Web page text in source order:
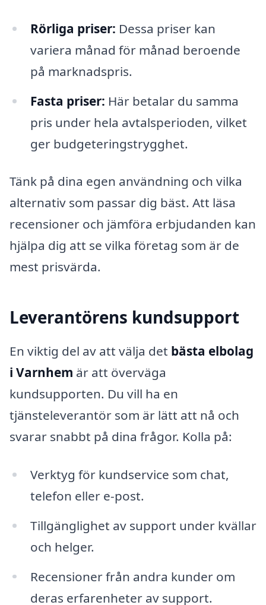
Rörliga priser: Dessa priser kan
variera månad för månad beroende
på marknadspris.
Fasta priser: Här betalar du samma
pris under hela avtalsperioden, vilket
ger budgeteringstrygghet.
Tänk på dina egen användning och vilka
alternativ som passar dig bäst. Att läsa
recensioner och jämföra erbjudanden kan
hjälpa dig att se vilka företag som är de
mest prisvärda.
Leverantörens kundsupport
En viktig del av att välja det bästa elbolag
i Varnhem är att överväga
kundsupporten. Du vill ha en
tjänsteleverantör som är lätt att nå och
svarar snabbt på dina frågor. Kolla på:
Verktyg för kundservice som chat,
telefon eller e-post.
Tillgänglighet av support under kvällar
och helger.
Recensioner från andra kunder om
deras erfarenheter av support.